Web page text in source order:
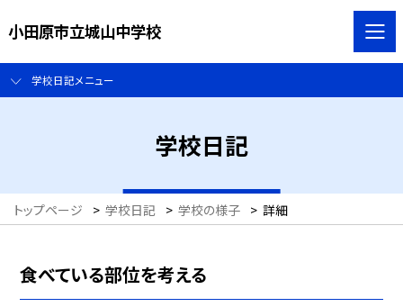
小田原市立城山中学校
学校日記メニュー
学校日記
トップページ > 学校日記 > 学校の様子 > 詳細
食べている部位を考える